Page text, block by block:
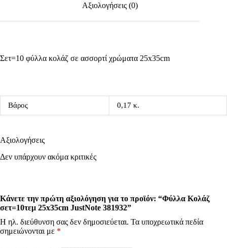
Αξιολογήσεις (0)
Σετ=10 φύλλα κολάζ σε ασσορτί χρώματα 25x35cm
Βάρος 0,17 κ.
Αξιολογήσεις
Δεν υπάρχουν ακόμα κριτικές
Κάνετε την πρώτη αξιολόγηση για το προϊόν: “Φύλλα Κολάζ
σετ=10τεμ 25x35cm JustNote 381932”
Η ηλ. διεύθυνση σας δεν δημοσιεύεται. Τα υποχρεωτικά πεδία
σημειώνονται με *